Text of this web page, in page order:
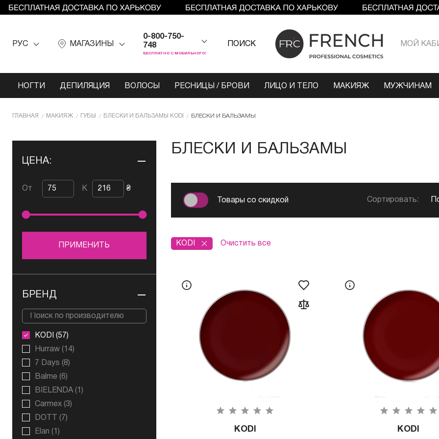
РУС МАГАЗИНЫ
0-800-750-
748
БЕСПЛАТНО С МОБИЛЬНОГО!
ПОИСК МОЙ
НОГТИ ДЕПИЛЯЦИЯ ВОЛОСЫ РЕСНИЦЫ / БРОВИ ЛИЦО И ТЕЛО МАКИЯЖ МУЖЧИНАМ
ГЛАВНАЯ МАКИЯЖ ГУБЫ БЛЕСКИ И БАЛЬЗАМЫ KODI БЛЕСКИ И БАЛЬЗАМЫ
ЦЕНА:
От К ₴
ПРИМЕНИТЬ
БРЕНД
KODI
(57)
Hurraw (14)
7 Days (8)
Balme (6)
BIELENDA (1)
Carmex (3)
DOTT
(7)
Elan (1)
БЛЕСКИ И БАЛЬЗАМЫ
Товары со скидкой Сортировать:
KODI Очистить все
KODI KODI